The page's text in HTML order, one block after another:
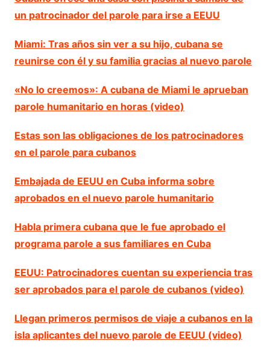
un patrocinador del parole para irse a EEUU
Miami: Tras años sin ver a su hijo, cubana se
reunirse con él y su familia gracias al nuevo parole
«No lo creemos»: A cubana de Miami le aprueban
parole humanitario en horas (video)
Estas son las obligaciones de los patrocinadores
en el parole para cubanos
Embajada de EEUU en Cuba informa sobre
aprobados en el nuevo parole humanitario
Habla primera cubana que le fue aprobado el
programa parole a sus familiares en Cuba
EEUU: Patrocinadores cuentan su experiencia tras
ser aprobados para el parole de cubanos (video)
Llegan primeros permisos de viaje a cubanos en la
isla aplicantes del nuevo parole de EEUU (video)